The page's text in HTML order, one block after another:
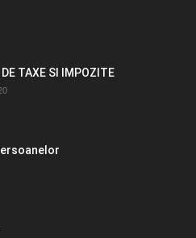
DE TAXE SI IMPOZITE